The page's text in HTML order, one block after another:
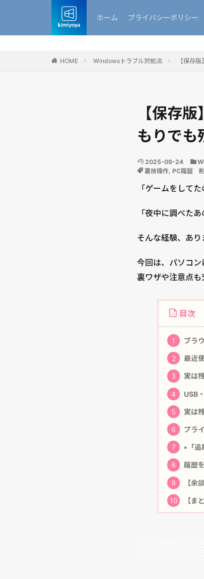
ホーム プライバシーポリシー
HOME Windowsトラブル対処法 【保存
【保存
もりでも
2025-09-24
裏技操作, PC履歴
「ゲームをして
「夜中に調べた
そんな経験、あり
今回は、パソコ
裏ワザや注意点も
目次
1 ブラ
2 最近
3 実は
4 USB
5 実は
6 プラ
7 ▪️「追
8 履歴
9 【余
10 【ま